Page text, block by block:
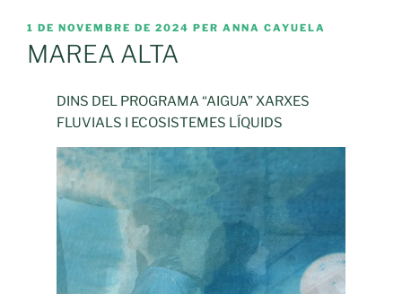
PUBLICAT
A
1 DE NOVEMBRE DE 2024 PER ANNA CAYUELA
MAREA ALTA
DINS DEL PROGRAMA “AIGUA” XARXES
FLUVIALS I ECOSISTEMES LÍQUIDS